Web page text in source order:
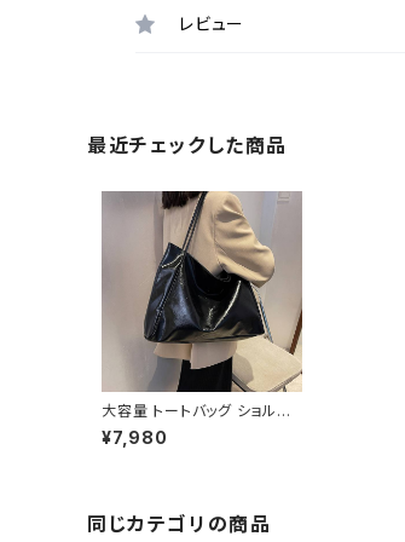
レビュー
最近チェックした商品
大容量 トートバッグ ショルダ
ーバッグ レディース 通勤 通
学 ビジネス マザーズバッグ
K-B0252
¥7,980
同じカテゴリの商品